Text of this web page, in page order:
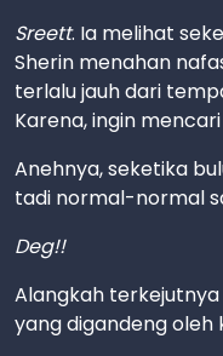
Sreett. Ia melihat
Sherin menahan
terlalu jauh dari
Karena, ingin
Anehnya, seketika
tadi normal-normal
Deg!!
Alangkah
yang digandeng oleh